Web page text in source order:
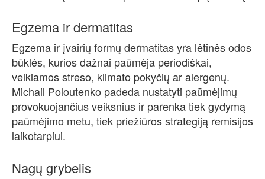
Egzema ir dermatitas
Egzema ir įvairių formų dermatitas yra lėtinės odos
būklės, kurios dažnai paūmėja periodiškai,
veikiamos streso, klimato pokyčių ar alergenų.
Michail Poloutenko padeda nustatyti paūmėjimų
provokuojančius veiksnius ir parenka tiek gydymą
paūmėjimo metu, tiek priežiūros strategiją remisijos
laikotarpiui.
Nagų grybelis